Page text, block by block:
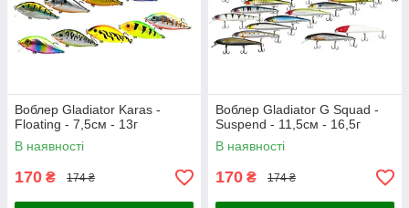
Воблер Gladiator Karas -
Floating - 7,5см - 13г
В наявності
170 ₴ 174 ₴
Воблер Gladiator G Squad -
Suspend - 11,5см - 16,5г
В наявності
170 ₴ 174 ₴